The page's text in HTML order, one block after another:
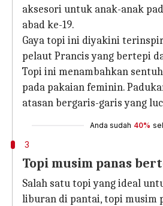
aksesori untuk anak-anak
abad ke-19.
Gaya topi ini diyakini
pelaut Prancis yang bertepi
Topi ini menambahkan
pada pakaian feminin.
atasan bergaris-garis yang
Anda sudah 40%
3
Topi musim panas
Salah satu topi yang ideal
liburan di pantai, topi musim